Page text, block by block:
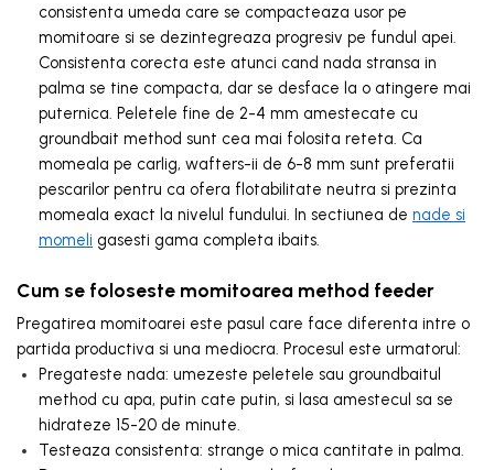
consistenta umeda care se compacteaza usor pe
momitoare si se dezintegreaza progresiv pe fundul apei.
Consistenta corecta este atunci cand nada stransa in
palma se tine compacta, dar se desface la o atingere mai
puternica. Peletele fine de 2-4 mm amestecate cu
groundbait method sunt cea mai folosita reteta. Ca
momeala pe carlig, wafters-ii de 6-8 mm sunt preferatii
pescarilor pentru ca ofera flotabilitate neutra si prezinta
momeala exact la nivelul fundului. In sectiunea de nade si
momeli gasesti gama completa ibaits.
Cum se foloseste momitoarea method feeder
Pregatirea momitoarei este pasul care face diferenta intre o
partida productiva si una mediocra. Procesul este urmatorul:
Pregateste nada: umezeste peletele sau groundbaitul
method cu apa, putin cate putin, si lasa amestecul sa se
hidrateze 15-20 de minute.
Testeaza consistenta: strange o mica cantitate in palma.